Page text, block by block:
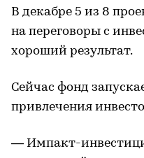
В декабре 5 из 8
на переговоры с
хороший результат.
Сейчас фонд
привлечения
— Импакт-